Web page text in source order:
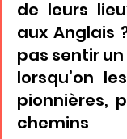
de leurs
aux Anglais
pas sentir
lorsqu’on
pionnières,
chemins